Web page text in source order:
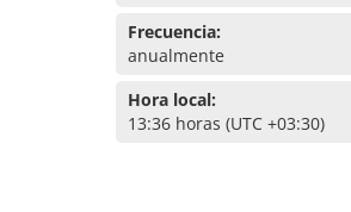
Frecuencia:
anualmente
Hora local:
13:36 horas (UTC +03:30)